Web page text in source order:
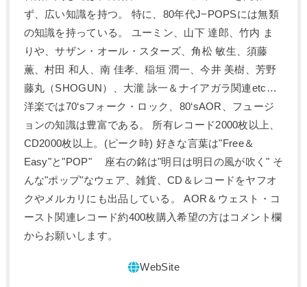
ず、広い知識を持つ。 特に、80年代J−POPSには無類
の知識を持っている。 ユーミン、山下 達郎、竹内 ま
りや、サザン・オール・スターズ、角松 敏生、須藤
薫、村田 和人、南 佳孝、稲垣 潤一、今井 美樹、芳野
藤丸（SHOGUN）、大瀧 詠一＆ナイアガラ関連etc…
洋楽では70‘sフォーク・ロック、80‘sAOR、フュージ
ョンの知識は豊富である。 所有レコード2000枚以上、
CD2000枚以上。(ピーク時) 好きな言葉は"Free＆
Easy"と"POP" 座右の銘は"明日は明日の風が吹く" そ
んな"ポップ"なウェア、雑貨、CD＆レコードをヤフオ
クやメルカリにも出品している。 AOR＆ウェスト・コ
ースト関連レコード約400枚購入希望の方はコメント欄
からお願いします。